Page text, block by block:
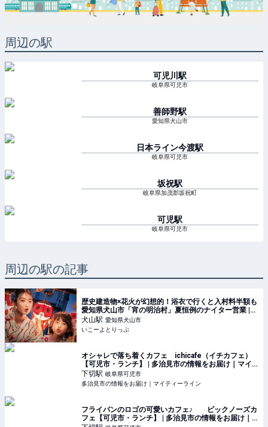
周辺の駅
可児川 駅
岐阜県可児市
善師野駅
愛知県犬山市
日本ライン今渡駅
岐阜県可児市
坂祝駅
岐阜県加茂郡坂祝町
可児駅
岐阜県可児市
周辺の駅の記事
歴史建造物×花火が幻想的！浴衣で行くと入村料半額も
愛知県犬山市「宵の明治村」夏恒例のナイター営業 |
いこーよとりっぷ
犬山駅 愛知県犬山市
いこーよとりっぷ
オシャレで落ち着くカフェ ichicafe（イチカフェ）
【可児市・ランチ】 | 多治見市の情報をお届け｜マイ
ティーライン
下切駅 岐阜県可児市
多治見市の情報をお届け｜マイティーライン
フライパンのロゴの可愛いカフェ♪ ビックノーズカ
フェ【可児市・ランチ】 | 多治見市の情報をお届け｜